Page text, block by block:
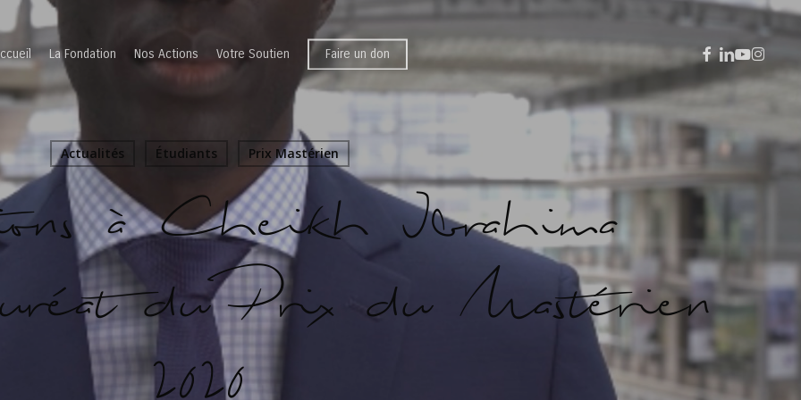
La Fondation Nos Actions Votre Soutien Faire un don facebook
linkedin
youtube
instagram
Actualités Étudiants Prix Mastérien
à Cheikh Ibrahima
du Prix du Mastérien